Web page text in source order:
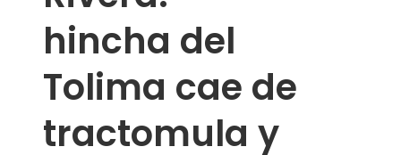
hincha del
Tolima cae de
tractomula y